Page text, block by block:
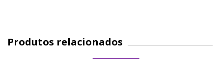
Produtos relacionados